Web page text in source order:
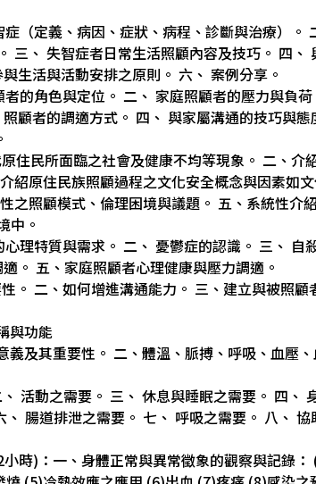
（定義、病因、症狀、病程、診斷與治療）。
三、 失智症者日常生活照顧內容及技巧。 四、
生活與活動安排之原則。 六、 案例分享。
的角色與定位。 二、 家庭照顧者的壓力與負
顧者的調適方式。 四、 與家屬溝通的技巧與態
住民所面臨之社會及健康不均等現象。 二、介
紹原住民族照顧過程之文化安全概念與因素如文
之照顧模式、倫理困境與議題。 五、系統性介
中。
理特質與需求。 二、 憂鬱症的認識。 三、 自
。 五、家庭照顧者心理健康與壓力調適。
。 二、如何增進溝通能力。 三、建立與被照顧
與功能
及其重要性。 二、體溫、脈搏、呼吸、血壓
活動之需要。 三、 休息與睡眠之需要。 四、
腸道排泄之需要。 七、 呼吸之需要。 八、 協
時)：一、身體正常與異常徵象的觀察與記錄：